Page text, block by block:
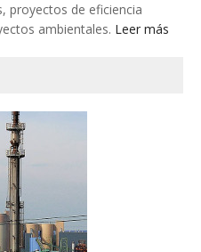
proyectos de eficiencia
ambientales. Leer más